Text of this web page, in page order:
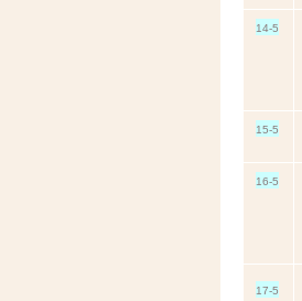
14-5
15-5
16-5
17-5